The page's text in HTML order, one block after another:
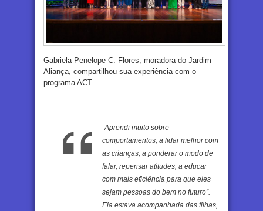
Gabriela Penelope C. Flores, moradora do Jardim
Aliança, compartilhou sua experiência com o
programa ACT.
“Aprendi muito sobre
comportamentos, a lidar melhor com
as crianças, a ponderar o modo de
falar, repensar atitudes, a educar
com mais eficiência para que eles
sejam pessoas do bem no futuro”.
Ela estava acompanhada das filhas,